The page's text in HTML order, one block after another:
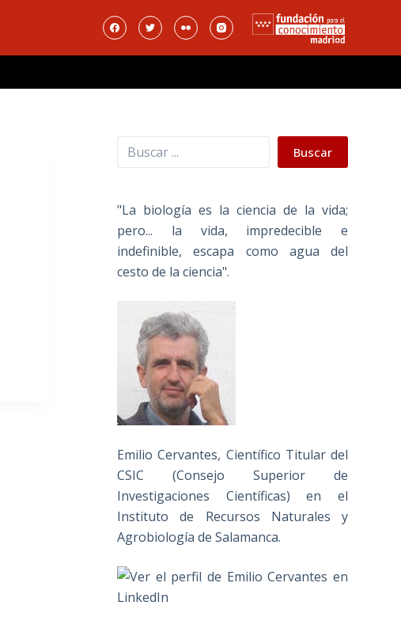
Buscar Buscar
"La biología es la ciencia de la vida;
pero... la vida, impredecible e
indefinible, escapa como agua del
cesto de la ciencia".
Emilio Cervantes, Científico Titular del
CSIC (Consejo Superior de
Investigaciones Científicas) en el
Instituto de Recursos Naturales y
Agrobiología de Salamanca.